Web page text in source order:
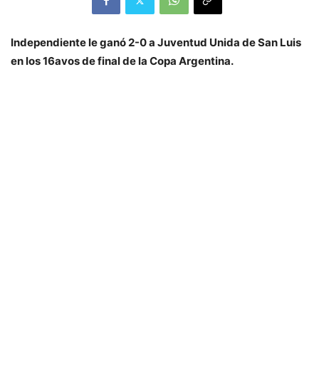
Independiente le ganó 2-0 a Juventud Unida de San Luis
en los 16avos de final de la Copa Argentina.